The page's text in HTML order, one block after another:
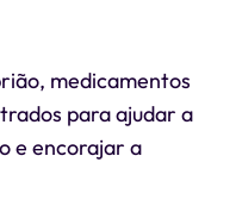
medicamentos
para ajudar a
e encorajar a